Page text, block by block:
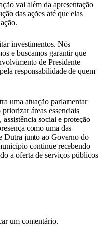
vai além da apresentação
das ações até que elas
investimentos. Nós
e buscamos garantir que
de Presidente
responsabilidade de quem
uma atuação parlamentar
áreas essenciais
social e proteção
como uma das
Dutra junto ao Governo do
continue recebendo
a oferta de serviços públicos
um comentário.